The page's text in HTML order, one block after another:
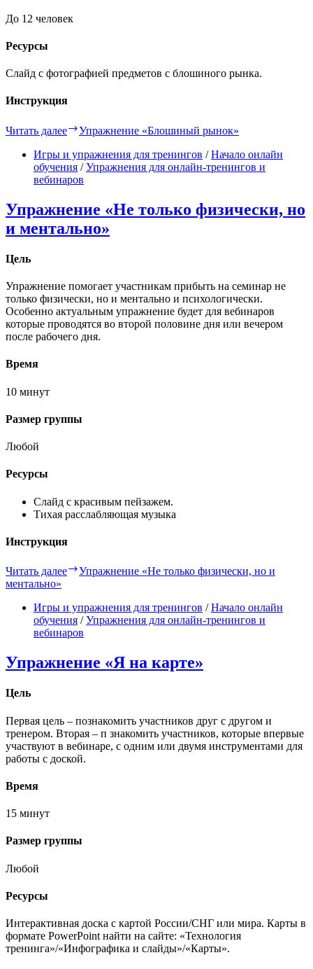
До 12 человек
Ресурсы
Слайд с фотографией предметов с блошиного рынка.
Инструкция
Читать далее
Упражнение «Блошиный рынок»
Игры и упражнения для тренингов /Начало онлайн
обучения /Упражнения для онлайн-тренингов и
вебинаров
Упражнение «Не только физически, но
и ментально»
Цель
Упражнение помогает участникам прибыть на семинар не
только физически, но и ментально и психологически.
Особенно актуальным упражнение будет для вебинаров
которые проводятся во второй половине дня или вечером
после рабочего дня.
Время
10 минут
Размер группы
Любой
Ресурсы
Слайд с красивым пейзажем.
Тихая расслабляющая музыка
Инструкция
Читать далее
Упражнение «Не только физически, но и
ментально»
Игры и упражнения для тренингов /Начало онлайн
обучения /Упражнения для онлайн-тренингов и
вебинаров
Упражнение «Я на карте»
Цель
Первая цель – познакомить участников друг с другом и
тренером. Вторая – п знакомить участников, которые впервые
участвуют в вебинаре, с одним или двумя инструментами для
работы с доской.
Время
15 минут
Размер группы
Любой
Ресурсы
Интерактивная доска с картой России/СНГ или мира. Карты в
формате PowerPoint найти на сайте: «Технология
тренинга»/«Инфографика и слайды»/«Карты».